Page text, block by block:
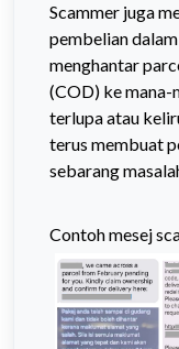
Scammer juga
pembelian
menghantar
(COD) ke mana-
terlupa atau
terus membuat
sebarang
Contoh mesej